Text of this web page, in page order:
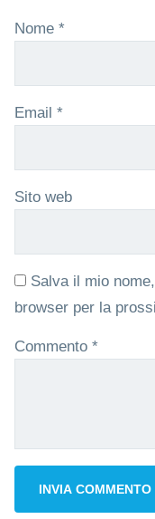
Nome *
Email *
Sito web
Salva il mio
browser per la
Commento *